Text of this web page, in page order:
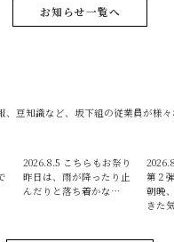
お知らせ一覧へ
、豆知識など、坂下組の従業員が様
2026.8.5 こちらもお祭り
昨日は、雨が降ったり止
んだりと落ち着かな…
第２
朝晩
きた